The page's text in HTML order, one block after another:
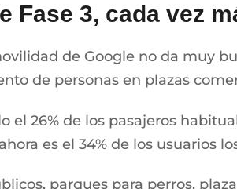
Fase 3, cada vez
de Google no da muy
de personas en plazas
el 26% de los pasajeros
es el 34% de los usuarios
parques para perros,